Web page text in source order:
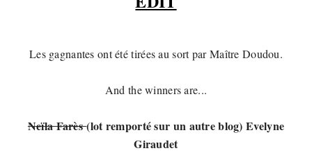
Les gagnantes ont été tirées au sort par Maître Doudou.
And the winners are...
Neïla Farès(lot remporté sur un autre blog) Evelyne
Giraudet